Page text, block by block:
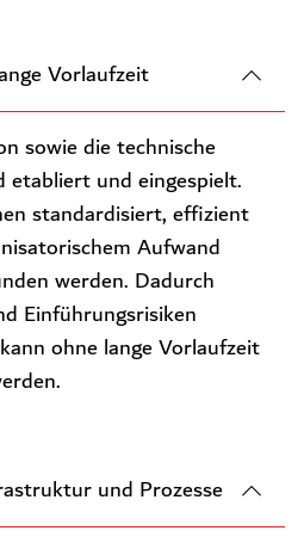
Vorlaufzeit
sowie die technische
und eingespielt.
standardisiert, effizient
Aufwand
werden. Dadurch
Einführungsrisiken
ohne lange Vorlaufzeit
und Prozesse